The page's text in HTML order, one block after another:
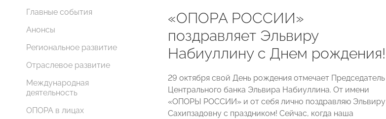
Главные события
Анонсы
Региональное развитие
Отраслевое развитие
Международная
деятельность
ОПОРА в лицах
«ОПОРА РОССИИ»
поздравляет Эльвиру
Набиуллину с Днем рождения!
29 октября свой День рождения отмечает Председатель
Центрального банка Эльвира Набиуллина. От имени
«ОПОРЫ РОССИИ» и от себя лично поздравляю Эльвиру
Сахипзадовну с праздником! Сейчас, когда наша